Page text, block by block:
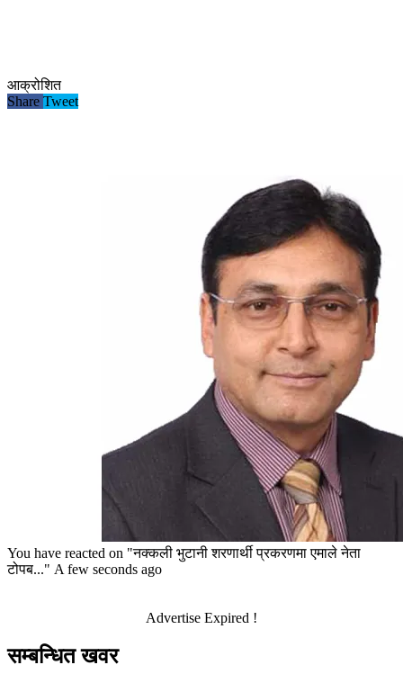
आक्रोशित
Share Tweet
You have reacted on "नक्कली भुटानी शरणार्थी प्रकरणमा एमाले नेता
टोपब..." A few seconds ago
Advertise Expired !
सम्बन्धित खवर